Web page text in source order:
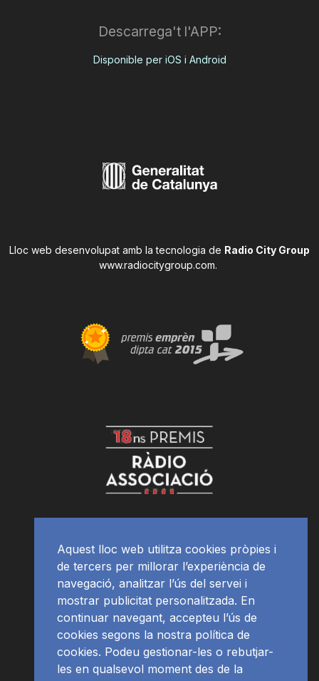
Descarrega't l'APP:
Disponible per iOS i Android
Lloc web desenvolupat amb la tecnologia de Radio City Group
www.radiocitygroup.com.
Aquest lloc web utilitza cookies pròpies i
de tercers per millorar l’experiència de
navegació, analitzar l’ús del servei i
mostrar publicitat personalitzada. En
continuar navegant, accepteu l’ús de
cookies segons la nostra política de
cookies. Podeu gestionar-les o rebutjar-
les en qualsevol moment des de la